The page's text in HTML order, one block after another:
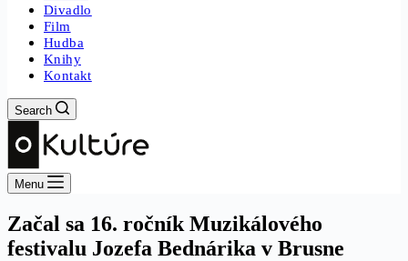
Divadlo
Film
Hudba
Knihy
Kontakt
Search
Menu
Začal sa 16. ročník Muzikálového
festivalu Jozefa Bednárika v Brusne